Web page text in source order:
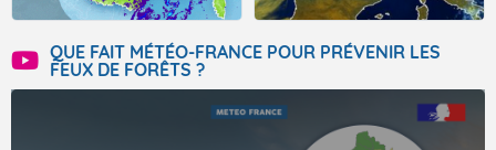
QUE FAIT MÉTÉO-FRANCE POUR PRÉVENIR LES
FEUX DE FORÊTS ?